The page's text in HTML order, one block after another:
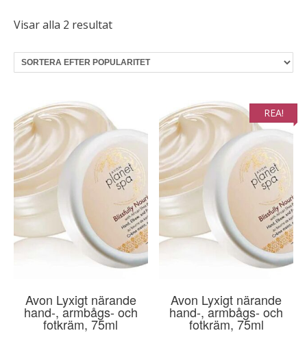
Visar alla 2 resultatSortera
popularitet
Avon Lyxigt närande
hand-, armbågs- och
fotkräm, 75ml
REA!
Avon Lyxigt närande
hand-, armbågs- och
fotkräm, 75ml